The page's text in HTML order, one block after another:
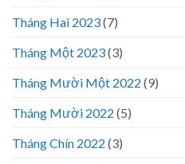
Tháng Hai 2023(7)
Tháng Một 2023(3)
Tháng Mười Một 2022 (9)
Tháng Mười 2022 (5)
Tháng Chín 2022 (3)